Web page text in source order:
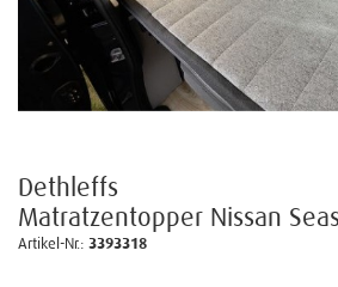
Dethleffs
Matratzentopper Nissan
Artikel-Nr.: 3393318